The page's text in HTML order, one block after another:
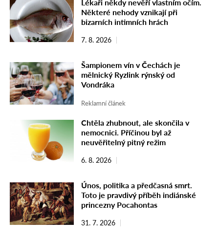
Lékaři někdy nevěří vlastním očím.
Některé nehody vznikají při
bizarních intimních hrách
7. 8. 2026
Šampionem vín v Čechách je
mělnický Ryzlink rýnský od
Vondráka
Reklamní článek
Chtěla zhubnout, ale skončila v
nemocnici. Příčinou byl až
neuvěřitelný pitný režim
6. 8. 2026
Únos, politika a předčasná smrt.
Toto je pravdivý příběh indiánské
princezny Pocahontas
31. 7. 2026